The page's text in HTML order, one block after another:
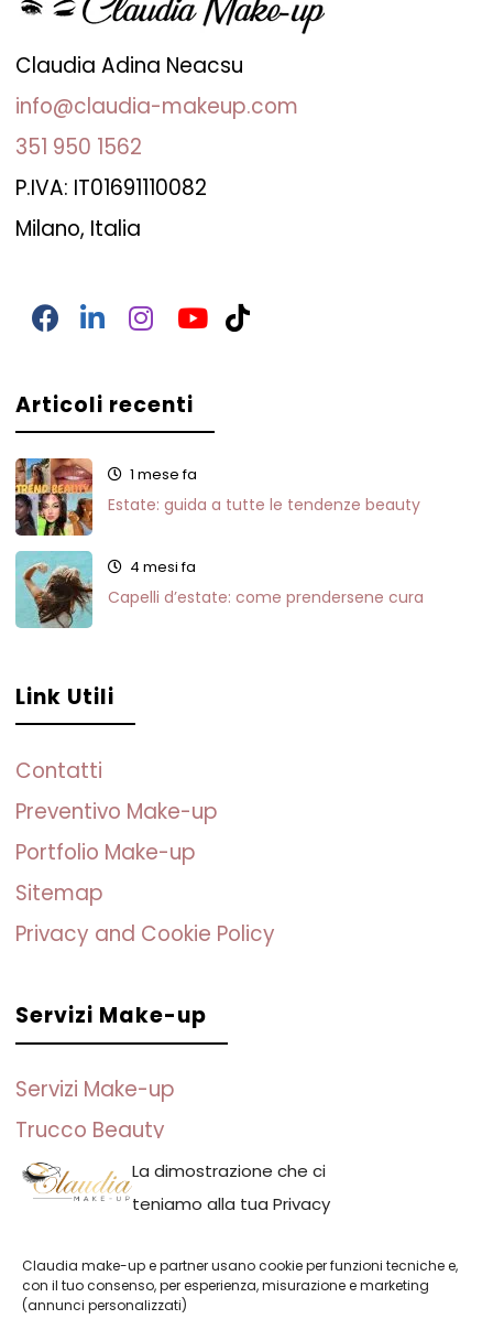
La dimostrazione che ci
teniamo alla tua Privacy
Claudia make-up e partner usano cookie per funzioni tecniche e,
con il tuo consenso, per esperienza, misurazione e marketing
(annunci personalizzati)
Claudia Adina Neacsu
info@claudia-makeup.com
351 950 1562
P.IVA: IT01691110082
Milano, Italia
Facebook
LinkedIn
InstagramYouTube
TikTok
Articoli recenti
1 mese fa
Estate: guida a tutte le tendenze beauty
4 mesi fa
Capelli d’estate: come prendersene cura
Link Utili
Contatti
Preventivo Make-up
Portfolio Make-up
Sitemap
Privacy and Cookie Policy
Servizi Make-up
Servizi Make-up
Trucco Beauty
Trucco Sposa
Trucco per Eventi
Trucco Fotografico